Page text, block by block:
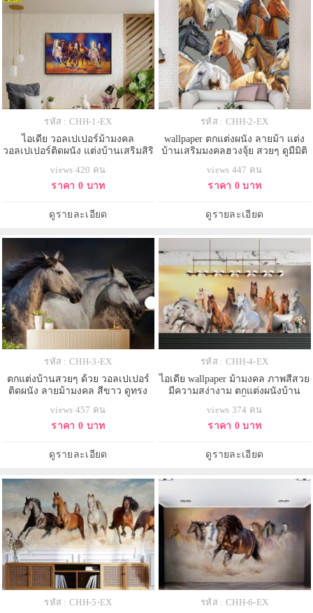
รหัส : CHH-1-EX
ไอเดีย วอลเปเปอร์ม้ามงคล
วอลเปเปอร์ติดผนัง แต่งบ้านเสริมสิริ
views 420 คน
ราคา 0 บาท
ดูรายละเอียด
รหัส : CHH-2-EX
wallpaper ตกแต่งผนัง ลายม้า แต่ง
บ้านเสริมมงคลฮวงจุ้ย สวยๆ ดูมีมิติ
views 447 คน
ราคา 0 บาท
ดูรายละเอียด
รหัส : CHH-3-EX
ตกแต่งบ้านสวยๆ ด้วย วอลเปเปอร์
ติดผนัง ลายม้ามงคล สีขาว ดูทรง
views 457 คน
ราคา 0 บาท
ดูรายละเอียด
รหัส : CHH-4-EX
ไอเดีย wallpaper ม้ามงคล ภาพสีสวย
มีความสง่างาม ตกแต่งผนังบ้าน
views 374 คน
ราคา 0 บาท
ดูรายละเอียด
รหัส : CHH-5-EX
รหัส : CHH-6-EX